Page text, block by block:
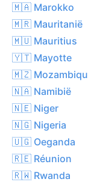
🇲🇦 Marokko
🇲🇷 Mauritanië
🇲🇺 Mauritius
🇾🇹 Mayotte
🇲🇿
🇳🇦 Namibië
🇳🇪 Niger
🇳🇬 Nigeria
🇺🇬 Oeganda
🇷🇪 Réunion
🇷🇼 Rwanda